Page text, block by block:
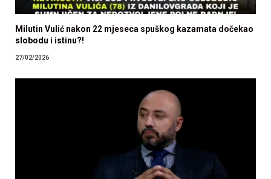
Milutin Vulić nakon 22 mjeseca spuškog kazamata dočekao
slobodu i istinu?!
27/02/2026